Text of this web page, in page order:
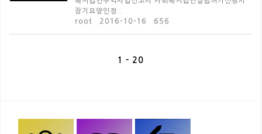
장기요양인정..
root 2016-10-16 656
1 - 20